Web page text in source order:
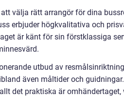
välja rätt arrangör för dina
erbjuder högkvalitativa och
är känt för sin förstklassiga
utbud av
även måltider och
det praktiska är